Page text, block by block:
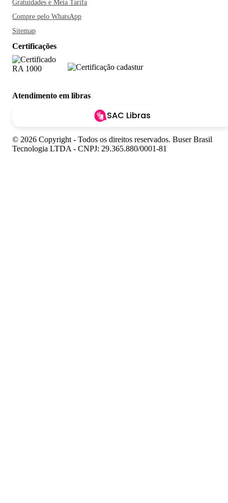
Gratuidades e Meia Tarifa
Compre pelo WhatsApp
Sitemap
Certificações
Atendimento em libras
SAC Libras
© 2026 Copyright - Todos os direitos reservados. Buser Brasil
Tecnologia LTDA - CNPJ: 29.365.880/0001-81